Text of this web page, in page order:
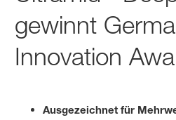
gewinnt
Innovation
Ausgezeichnet für